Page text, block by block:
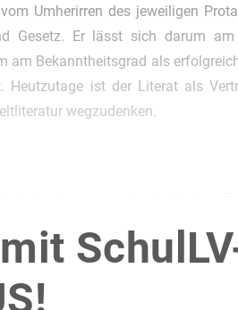
Umherirren des jeweiligen
Gesetz. Er lässt sich darum
Bekanntheitsgrad als
ist der Literat als
wegzudenken.
1911 beginnt und drei Jahre
welche von 1905-1925